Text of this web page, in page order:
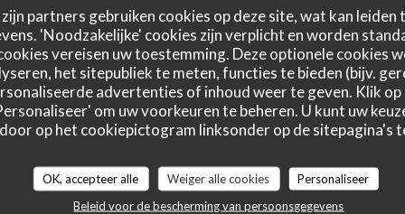
partners gebruiken cookies op deze site, wat kan
'Noodzakelijke' cookies zijn verplicht en worden
vereisen uw toestemming. Deze optionele cookies
het sitepubliek te meten, functies te bieden (bijv.
advertenties of inhoud weer te geven. Klik op
om uw voorkeuren te beheren. U kunt uw
op het cookiepictogram linksonder op de sitepagina's
OK, accepteer alle Weiger alle cookies
Personaliseer
Beleid voor de bescherming van persoonsgegevens
Service 5 Atmosfeer: Keuken : Kwaliteit / Prijs